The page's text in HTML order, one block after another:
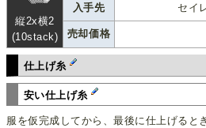
縦2x横2
(10stack)
入手先 セイ
売却価格
仕上げ糸
安い仕上げ糸
服を仮完成してから、最後に仕上げると